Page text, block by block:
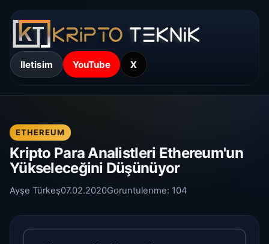
Iletisim YouTube X
ETHEREUM
Kripto Para Analistleri Ethereum'un
Yükseleceğini Düşünüyor
Ayşe Türkeş07.02.2020Goruntulenme: 104